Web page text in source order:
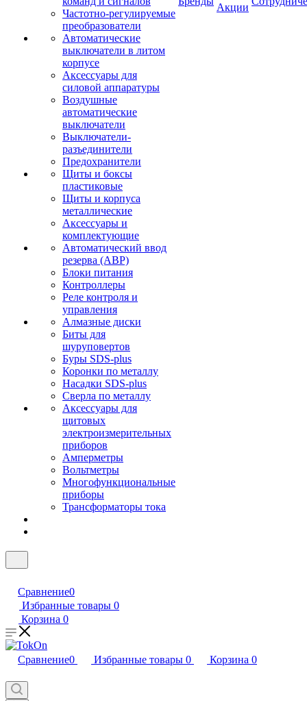
Частотно-регулируемые
преобразователи
Автоматические
выключатели в литом
корпусе
Аксессуары для
силовой аппаратуры
Воздушные
автоматические
выключатели
Выключатели-
разъединители
Предохранители
Щиты и боксы
пластиковые
Щиты и корпуса
металлические
Аксессуары и
комплектующие
Автоматический ввод
резерва (АВР)
Блоки питания
Контроллеры
Реле контроля и
управления
Алмазные диски
Биты для
шуруповертов
Буры SDS-plus
Коронки по металлу
Насадки SDS-plus
Сверла по металлу
Аксессуары для
щитовых
электроизмерительных
приборов
Амперметры
Вольтметры
Многофункциональные
приборы
Трансформаторы тока
Акции
Сравнение0
Избранные товары 0
Корзина 0
Сравнение0 Избранные товары 0 Корзина 0